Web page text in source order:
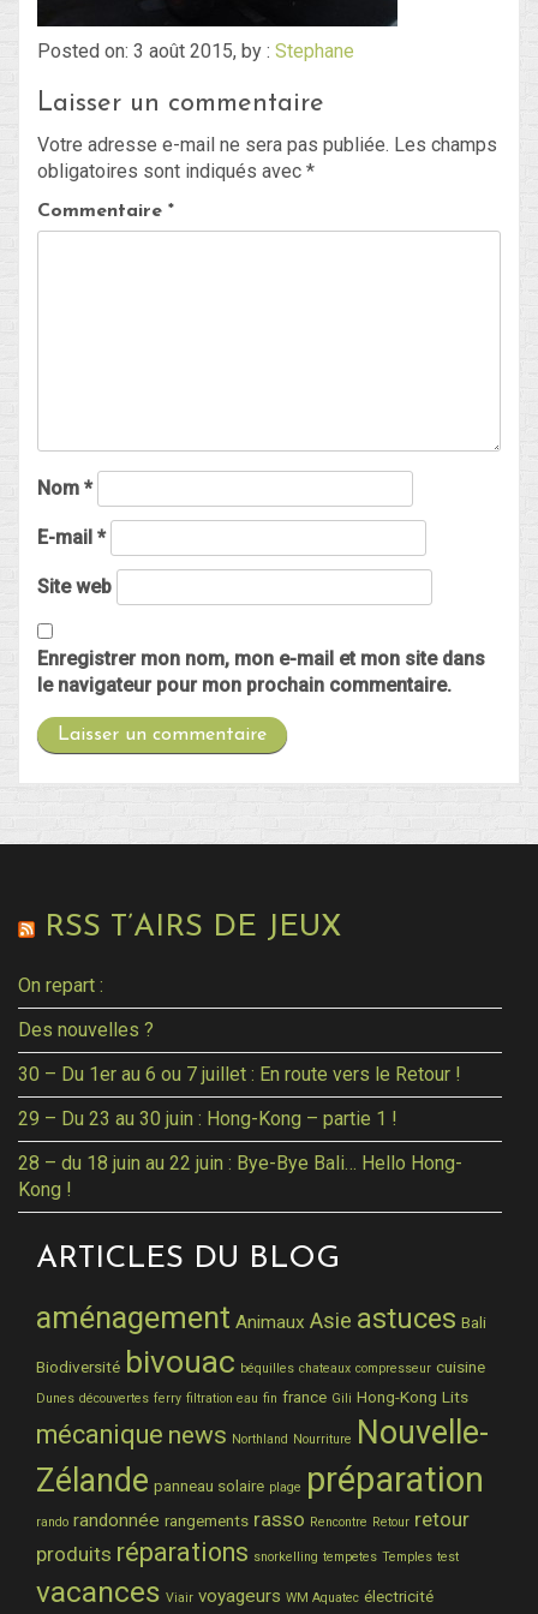
Posted on: 3 août 2015, by : Stephane
Laisser un commentaire
Votre adresse e-mail ne sera pas publiée. Les champs
obligatoires sont indiqués avec *
Commentaire *
Nom *
E-mail *
Site web
Enregistrer mon nom, mon e-mail et mon site dans
le navigateur pour mon prochain commentaire.
RSS T’AIRS DE JEUX
On repart :
Des nouvelles ?
30 – Du 1er au 6 ou 7 juillet : En route vers le Retour !
29 – Du 23 au 30 juin : Hong-Kong – partie 1 !
28 – du 18 juin au 22 juin : Bye-Bye Bali… Hello Hong-
Kong !
ARTICLES DU BLOG
aménagement Animaux Asie astuces Bali
Biodiversité bivouac béquilles chateaux compresseur cuisine
Dunes découvertes ferry filtration eau fin france Gili Hong-Kong Lits
mécanique news Northland Nourriture Nouvelle-
Zélande panneau solaire plage préparation
rando randonnée rangements rasso Rencontre Retour retour
produits réparations snorkelling tempetes Temples test
vacances Viair voyageurs WM Aquatec électricité